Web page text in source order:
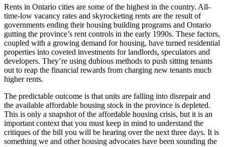
Rents in Ontario cities are some of the highest in the country. All-
time-low vacancy rates and skyrocketing rents are the result of
governments ending their housing building programs and Ontario
gutting the province’s rent controls in the early 1990s. These factors,
coupled with a growing demand for housing, have turned residential
properties into coveted investments for landlords, speculators and
developers. They’re using dubious methods to push sitting tenants
out to reap the financial rewards from charging new tenants much
higher rents.
The predictable outcome is that units are falling into disrepair and
the available affordable housing stock in the province is depleted.
This is only a snapshot of the affordable housing crisis, but it is an
important context that you must keep in mind to understand the
critiques of the bill you will be hearing over the next three days. It is
something we and other housing advocates have been sounding the